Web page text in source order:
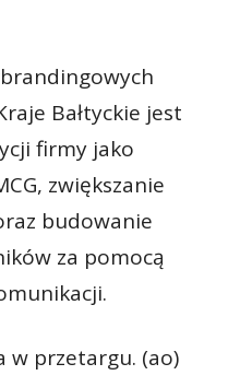
Bałtyckie jest
firmy jako
zwiększanie
budowanie
za pomocą
w przetargu. (ao)